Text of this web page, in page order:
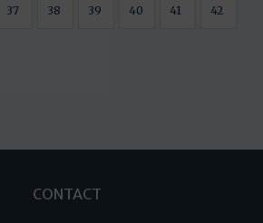
37 38 39 40 41 42
CONTACT